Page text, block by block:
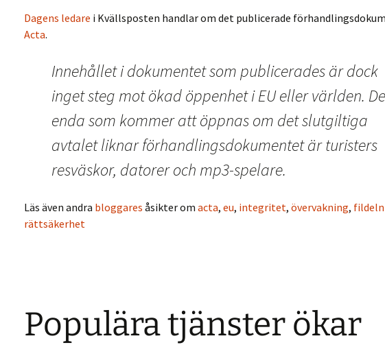
Dagens ledare i Kvällsposten handlar om det publicerade
Acta.
Innehållet i dokumentet som publicerades är dock
inget steg mot ökad öppenhet i EU eller världen.
enda som kommer att öppnas om det slutgiltiga
avtalet liknar förhandlingsdokumentet är turisters
resväskor, datorer och mp3-spelare.
Läs även andra bloggares åsikter om acta, eu, integritet, övervakning,
rättsäkerhet
Populära tjänster ökar